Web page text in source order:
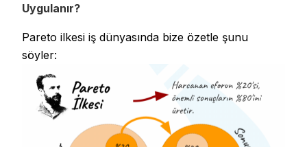
Uygulanır?
Pareto ilkesi iş dünyasında bize özetle şunu
söyler: